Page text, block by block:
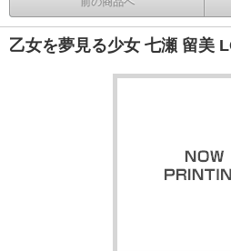
乙女を夢見る少女 七瀬 留美